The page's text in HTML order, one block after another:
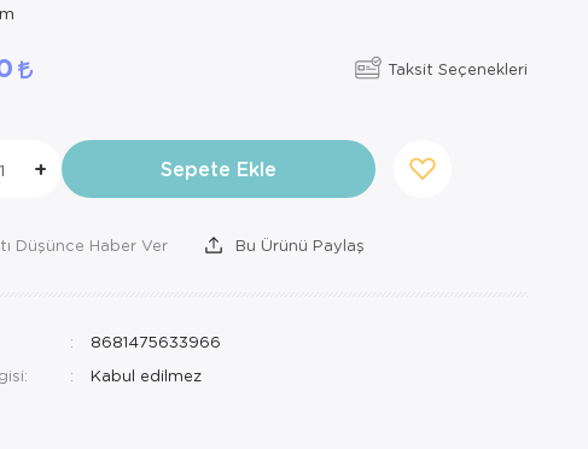
Taksit Seçenekleri
+ Sepete Ekle
Düşünce Haber Ver Bu Ürünü Paylaş
8681475633966